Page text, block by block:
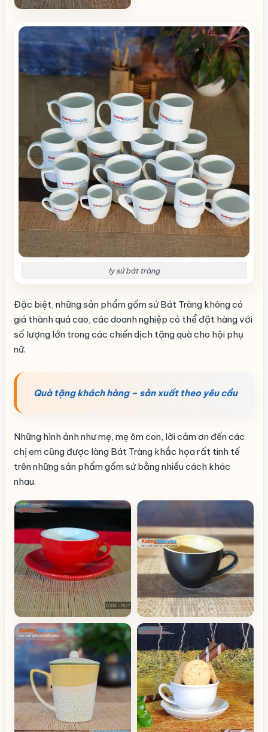
ly sứ bát tràng
Đặc biệt, những sản phẩm gốm sứ Bát Tràng không có
giá thành quá cao, các doanh nghiệp có thể đặt hàng với
số lượng lớn trong các chiến dịch tặng quà cho hội phụ
nữ.
Quà tặng khách hàng – sản xuất theo yêu cầu
Những hình ảnh như mẹ, mẹ ôm con, lời cảm ơn đến các
chị em cũng được làng Bát Tràng khắc họa rất tinh tế
trên những sản phẩm gốm sứ bằng nhiều cách khác
nhau.